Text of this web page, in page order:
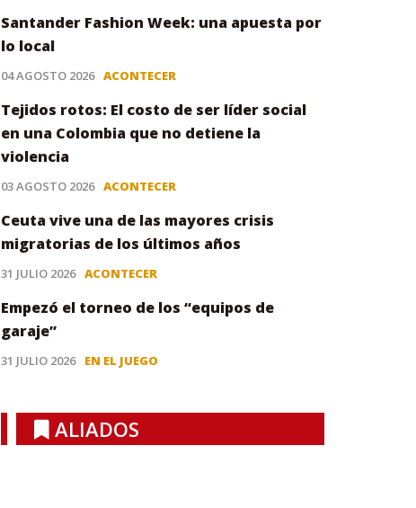
Santander Fashion Week: una apuesta por
lo local
04 AGOSTO 2026 ACONTECER
Tejidos rotos: El costo de ser líder social
en una Colombia que no detiene la
violencia
03 AGOSTO 2026 ACONTECER
Ceuta vive una de las mayores crisis
migratorias de los últimos años
31 JULIO 2026 ACONTECER
Empezó el torneo de los “equipos de
garaje”
31 JULIO 2026 EN EL JUEGO
ALIADOS